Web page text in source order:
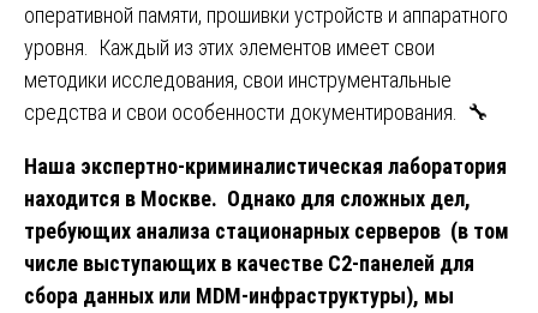
оперативной памяти, прошивки устройств и аппаратного
уровня. Каждый из этих элементов имеет свои
методики исследования, свои инструментальные
средства и свои особенности документирования. 🔧
Наша экспертно-криминалистическая лаборатория
находится в Москве. Однако для сложных дел,
требующих анализа стационарных серверов (в том
числе выступающих в качестве C2-панелей для
сбора данных или MDM-инфраструктуры), мы